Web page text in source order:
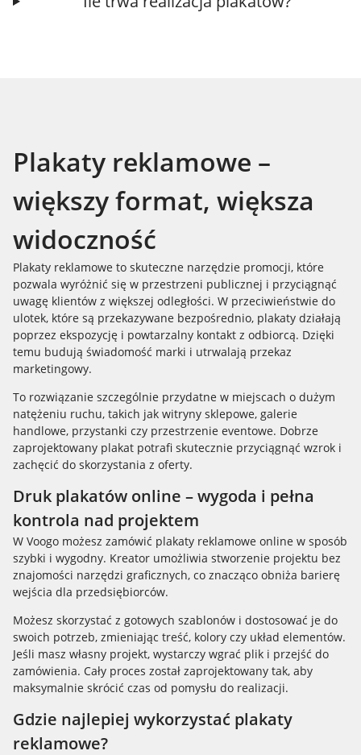
Plakaty reklamowe –
większy format, większa
widoczność
Plakaty reklamowe to skuteczne narzędzie promocji, które
pozwala wyróżnić się w przestrzeni publicznej i przyciągnąć
uwagę klientów z większej odległości. W przeciwieństwie do
ulotek, które są przekazywane bezpośrednio, plakaty działają
poprzez ekspozycję i powtarzalny kontakt z odbiorcą. Dzięki
temu budują świadomość marki i utrwalają przekaz
marketingowy.
To rozwiązanie szczególnie przydatne w miejscach o dużym
natężeniu ruchu, takich jak witryny sklepowe, galerie
handlowe, przystanki czy przestrzenie eventowe. Dobrze
zaprojektowany plakat potrafi skutecznie przyciągnąć wzrok i
zachęcić do skorzystania z oferty.
Druk plakatów online – wygoda i pełna
kontrola nad projektem
W Voogo możesz zamówić plakaty reklamowe online w sposób
szybki i wygodny. Kreator umożliwia stworzenie projektu bez
znajomości narzędzi graficznych, co znacząco obniża barierę
wejścia dla przedsiębiorców.
Możesz skorzystać z gotowych szablonów i dostosować je do
swoich potrzeb, zmieniając treść, kolory czy układ elementów.
Jeśli masz własny projekt, wystarczy wgrać plik i przejść do
zamówienia. Cały proces został zaprojektowany tak, aby
maksymalnie skrócić czas od pomysłu do realizacji.
Gdzie najlepiej wykorzystać plakaty
reklamowe?